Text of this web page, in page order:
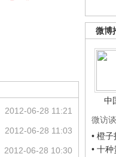
微博
中
微访谈
• 橙
• 十
2012-06-28 11:21
2012-06-28 11:03
2012-06-28 10:30